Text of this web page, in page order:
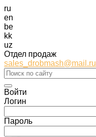
ru
en
be
kk
uz
Отдел продаж
sales_drobmash@mail.ru
Войти
Логин
Пароль